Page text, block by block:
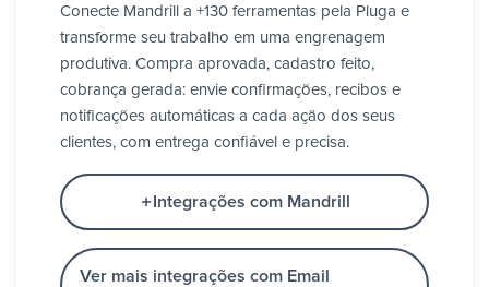
Conecte Mandrill a +130 ferramentas pela Pluga e
transforme seu trabalho em uma engrenagem
produtiva. Compra aprovada, cadastro feito,
cobrança gerada: envie confirmações, recibos e
notificações automáticas a cada ação dos seus
clientes, com entrega confiável e precisa.
Integrações com Mandrill
Ver mais integrações com Email